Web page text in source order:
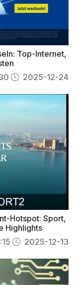
Top-Internet,
2025-12-24
Hotspot: Sport,
Highlights
2025-12-13